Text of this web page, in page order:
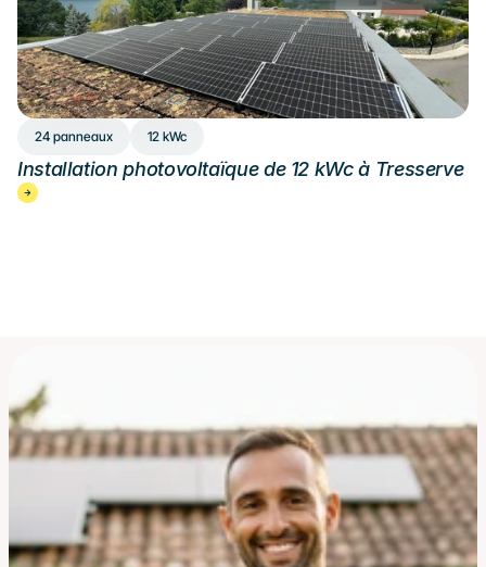
24 panneaux 12 kWc
Installation photovoltaïque de 12 kWc à Tresserve